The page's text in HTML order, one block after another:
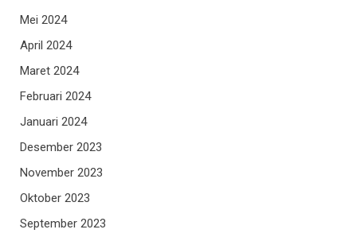
Mei 2024
April 2024
Maret 2024
Februari 2024
Januari 2024
Desember 2023
November 2023
Oktober 2023
September 2023